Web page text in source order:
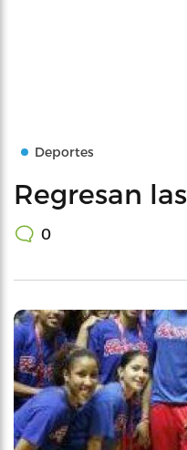
Deportes
Regresan
0